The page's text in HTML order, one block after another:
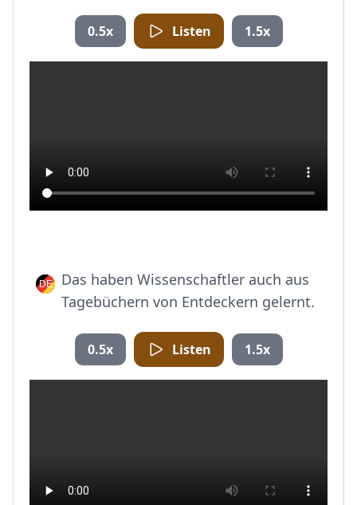
0.5x Listen 1.5x
Das haben Wissenschaftler auch aus
Tagebüchern von Entdeckern gelernt.
0.5x Listen 1.5x